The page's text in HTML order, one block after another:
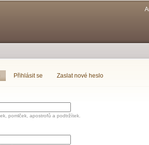
(aktivní záložka)
Přihlásit se Zaslat nové heslo
pomlček, apostrofů a podtržítek.